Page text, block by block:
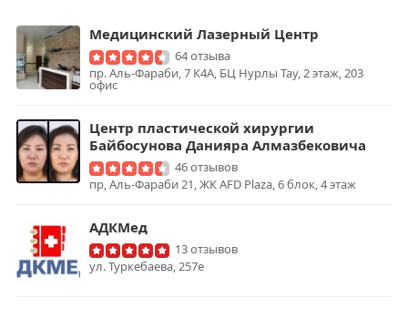
Медицинский Лазерный Центр
64 отзыва
пр. Аль-Фараби, 7 К4А, БЦ Нурлы Тау, 2 этаж, 203
офис
Центр пластической хирургии
Байбосунова Данияра Алмазбековича
46 отзывов
пр, Аль-Фараби 21, ЖК AFD Plaza, 6 блок, 4 этаж
АДКМед
13 отзывов
ул. Туркебаева, 257е